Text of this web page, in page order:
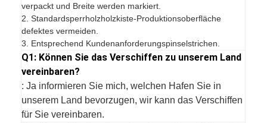
verpackt und Breite werden markiert.
2. Standardsperrholzholzkiste-Produktionsoberfläche
defektes vermeiden.
3. Entsprechend Kundenanforderungspinselstrichen.
Q1: Können Sie das Verschiffen zu unserem Land
vereinbaren?
: Ja informieren Sie mich, welchen Hafen Sie in
unserem Land bevorzugen, wir kann das Verschiffen
für Sie vereinbaren.